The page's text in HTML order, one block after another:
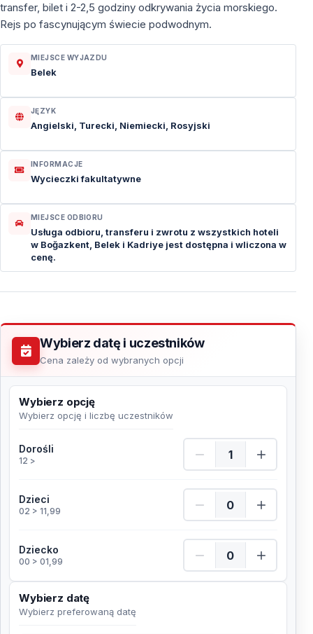
transfer, bilet i 2-2,5 godziny odkrywania życia morskiego.
Rejs po fascynującym świecie podwodnym.
MIEJSCE WYJAZDU
Belek
JĘZYK
Angielski, Turecki, Niemiecki, Rosyjski
INFORMACJE
Wycieczki fakultatywne
MIEJSCE ODBIORU
Usługa odbioru, transferu i zwrotu z wszystkich hoteli
w Boğazkent, Belek i Kadriye jest dostępna i wliczona w
cenę.
Wybierz datę i uczestników
Cena zależy od wybranych opcji
Wybierz opcję
Wybierz opcję i liczbę uczestników
Dorośli
12 >
Dorośli Ilość
Dzieci
02 > 11,99
Dzieci Ilość
Dziecko
00 > 01,99
Dziecko Ilość
Wybierz datę
Wybierz preferowaną datę